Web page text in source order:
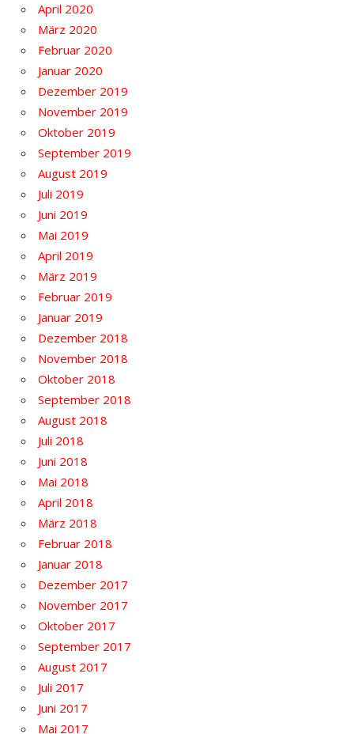
April 2020
März 2020
Februar 2020
Januar 2020
Dezember 2019
November 2019
Oktober 2019
September 2019
August 2019
Juli 2019
Juni 2019
Mai 2019
April 2019
März 2019
Februar 2019
Januar 2019
Dezember 2018
November 2018
Oktober 2018
September 2018
August 2018
Juli 2018
Juni 2018
Mai 2018
April 2018
März 2018
Februar 2018
Januar 2018
Dezember 2017
November 2017
Oktober 2017
September 2017
August 2017
Juli 2017
Juni 2017
Mai 2017